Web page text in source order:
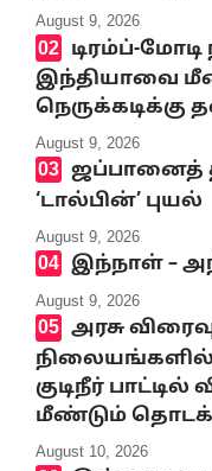
August 9, 2026
டிரம்ப்-
இந்தியாவை
நெருக்கடிக்கு
August 9, 2026
ஜப்பானைத்
‘டால்பின்’ புயல்
August 9, 2026
இந்நாள் –
August 9, 2026
அரசு
நிலையங்களில்
குடிநீர்
மீண்டும்
August 10, 2026